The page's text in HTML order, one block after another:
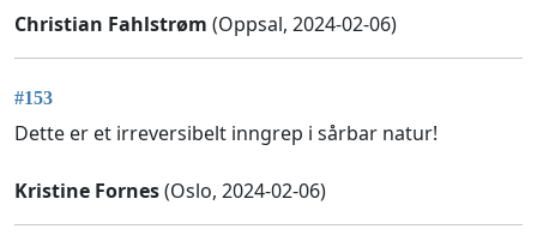
Christian Fahlstrøm (Oppsal, 2024-02-06)
#153
Dette er et irreversibelt inngrep i sårbar natur!
Kristine Fornes(Oslo, 2024-02-06)